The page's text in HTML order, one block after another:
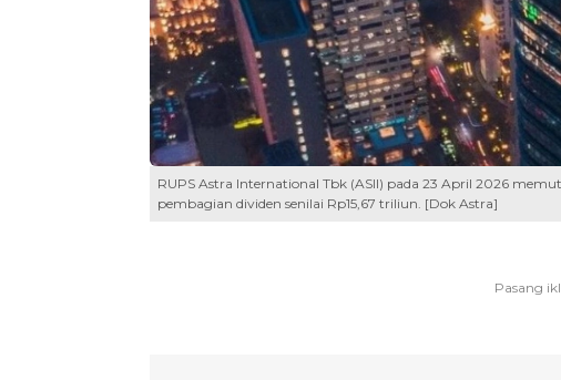
RUPS Astra International Tbk (ASII) pada 23 April 2026
pembagian dividen senilai Rp15,67 triliun. [Dok Astra]